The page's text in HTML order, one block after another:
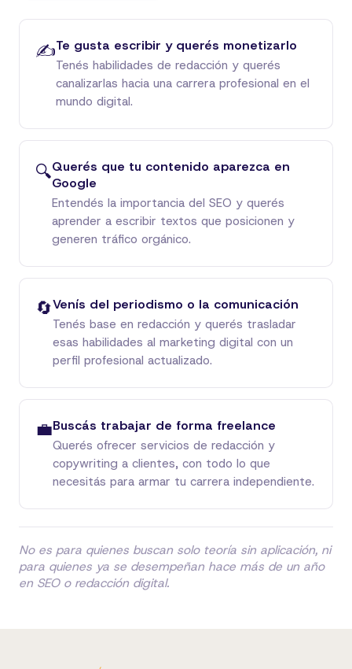
✍️Te gusta escribir y querés monetizarlo
Tenés habilidades de redacción y querés
canalizarlas hacia una carrera profesional en el
mundo digital.
🔍Querés que tu contenido aparezca en
Google
Entendés la importancia del SEO y querés
aprender a escribir textos que posicionen y
generen tráfico orgánico.
🔄Venís del periodismo o la comunicación
Tenés base en redacción y querés trasladar
esas habilidades al marketing digital con un
perfil profesional actualizado.
💼Buscás trabajar de forma freelance
Querés ofrecer servicios de redacción y
copywriting a clientes, con todo lo que
necesitás para armar tu carrera independiente.
No es para quienes buscan solo teoría sin aplicación, ni
para quienes ya se desempeñan hace más de un año
en SEO o redacción digital.